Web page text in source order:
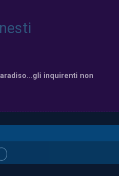
inquirenti non